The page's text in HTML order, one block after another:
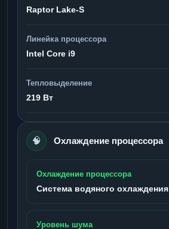
Raptor Lake-S
Линейка процессора
Intel Core i9
Тепловыделение
219 Вт
🧠 Охлаждение процессора
Охлаждение процессора
Система водяного охлаждения
Уровень шума